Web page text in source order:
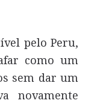
pelo Peru,
como um
sem dar um
novamente